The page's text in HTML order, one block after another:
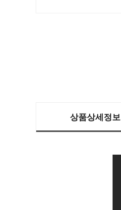
상품상세정보